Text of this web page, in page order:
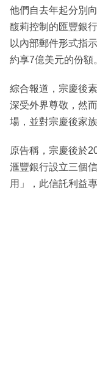
他們自去年起分別
馥莉控制的匯豐銀
以內部郵件形式指
約享7億美元的份額
綜合報道，宗慶後
深受外界尊敬，然
場，並對宗慶後家
原告稱，宗慶後於
滙豐銀行設立三個
用」，此信託利益